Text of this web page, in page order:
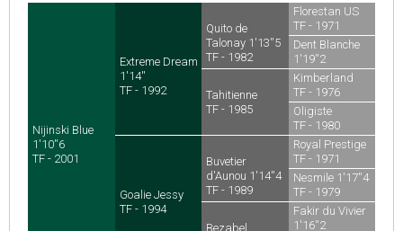
Nijinski Blue
1'10''6
TF - 2001
Extreme Dream
1'14''
TF - 1992
Goalie Jessy
TF - 1994
Quito de
Talonay 1'13''5
TF - 1982
Tahitienne
TF - 1985
Buvetier
d'Aunou 1'14''4
TF - 1989
Bezabel
Florestan US
TF - 1971
Dent Blanche
1'19''2
TF - 1969
Kimberland
TF - 1976
Oligiste
TF - 1980
Royal Prestige
TF - 1971
Nesmile 1'17''4
TF - 1979
Fakir du Vivier
1'16''2